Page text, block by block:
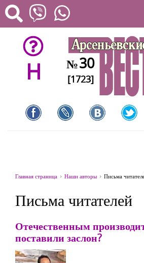
H №30
[1723]
Главная страница Наши авторы Письма
Письма читателей
Отечественным
поставили заслон?